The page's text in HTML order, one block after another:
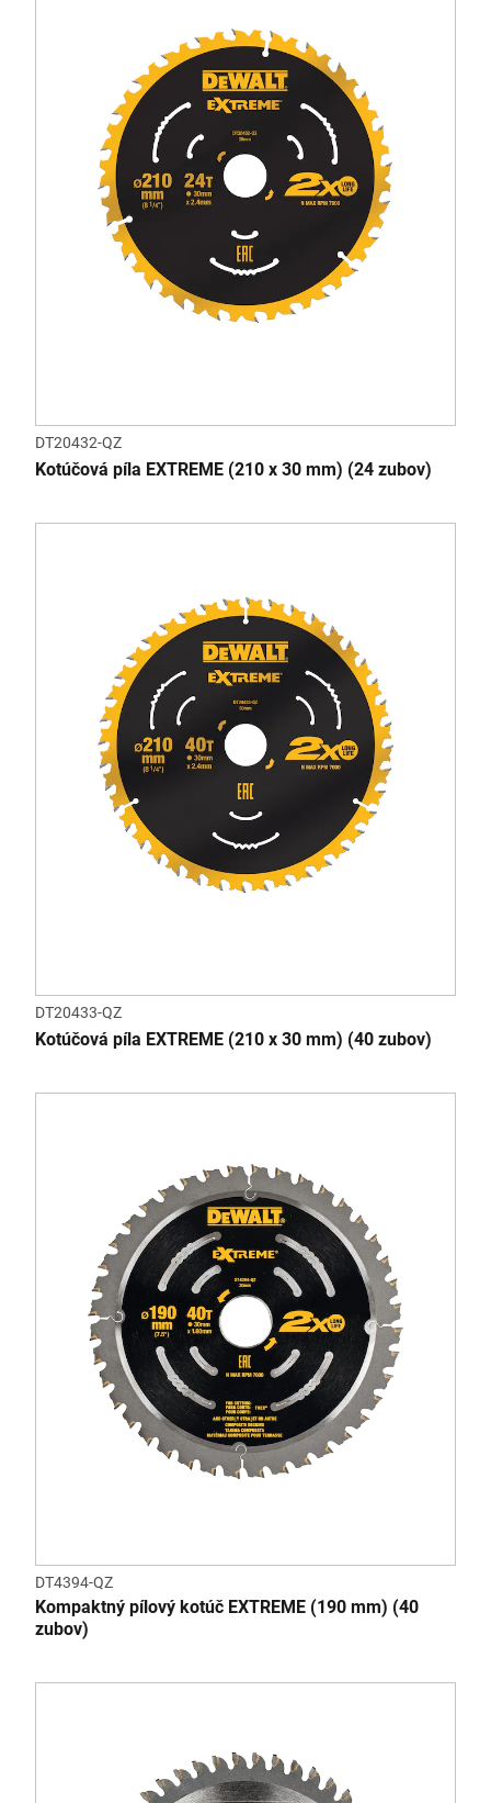
DT20432-QZ
Kotúčová píla EXTREME (210 x 30 mm) (24 zubov)
DT20433-QZ
Kotúčová píla EXTREME (210 x 30 mm) (40 zubov)
DT4394-QZ
Kompaktný pílový kotúč EXTREME (190 mm) (40
zubov)